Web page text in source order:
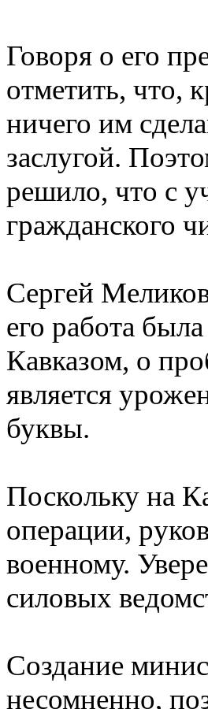
Говоря о его
отметить, что,
ничего им
заслугой.
решило, что с
гражданского
Сергей
его работа
Кавказом, о
является
буквы.
Поскольку на
операции,
военному.
силовых
Создание
несомненно,